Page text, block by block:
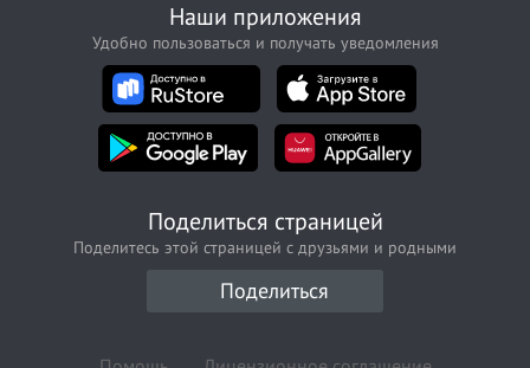
Наши приложения
Удобно пользоваться и получать уведомления
Поделиться страницей
Поделитесь этой страницей с друзьями и родными
Поделиться